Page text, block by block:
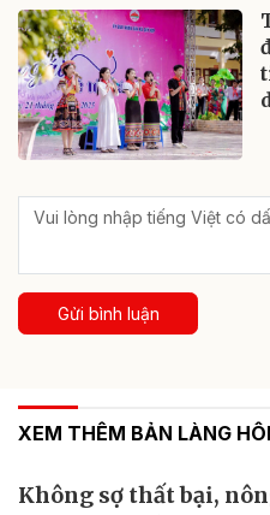
Gửi bình luận
XEM THÊM BẢN LÀNG
Không sợ thất bại,